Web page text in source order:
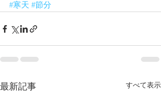
#寒天 #節分
最新記事 すべて表示